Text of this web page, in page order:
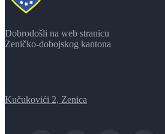
Dobrodošli na web stranicu
Zeničko-dobojskog kantona
Kučukovići 2, Zenica